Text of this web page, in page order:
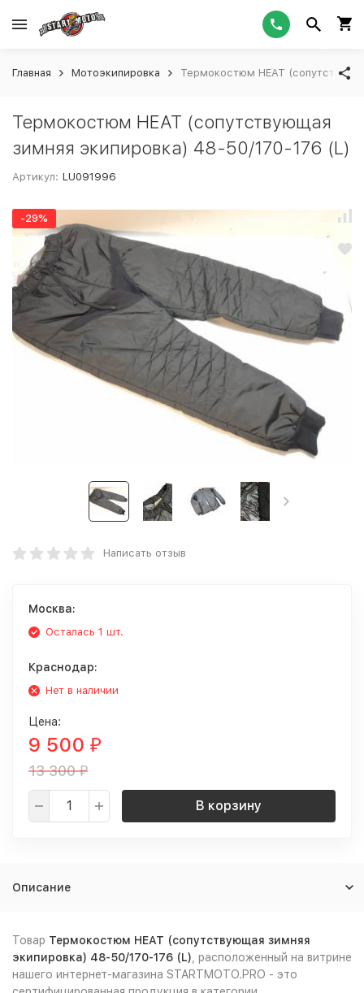
Главная Мотоэкипировка Термокостюм HEAT
Термокостюм HEAT (сопутствующая
зимняя экипировка) 48-50/170-176 (L)
Артикул: LU091996
-29%
Написать отзыв
Москва:
Осталась 1 шт.
Краснодар:
Нет в наличии
Цена:
9 500 ₽
13 300₽
В корзину
Описание
Товар Термокостюм HEAT (сопутствующая зимняя
экипировка) 48-50/170-176 (L) , расположенный на витрине
нашего интернет-магазина STARTMOTO.PRO - это